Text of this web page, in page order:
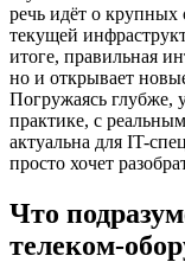
речь идёт о крупных
текущей
итоге, правильная
но и открывает
Погружаясь глубже,
практике, с
актуальна для IT-
просто хочет
Что
телеком-